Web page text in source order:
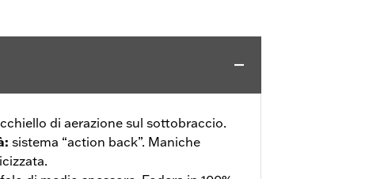
di aerazione sul sottobraccio.
: sistema “action back”. Maniche